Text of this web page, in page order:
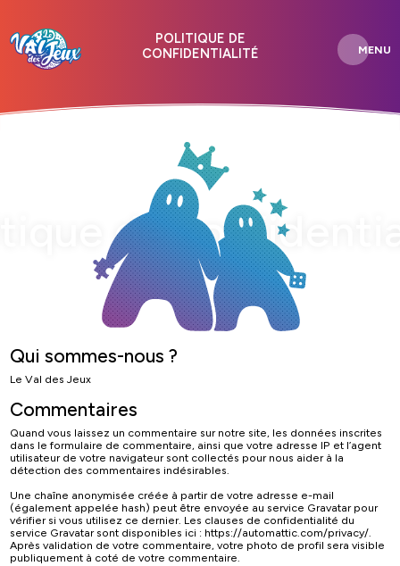
POLITIQUE DE
CONFIDENTIALITÉ
MENU
de
Qui sommes-nous ?
Le Val des Jeux
Commentaires
Quand vous laissez un commentaire sur notre site, les données inscrites
dans le formulaire de commentaire, ainsi que votre adresse IP et l’agent
utilisateur de votre navigateur sont collectés pour nous aider à la
détection des commentaires indésirables.
Une chaîne anonymisée créée à partir de votre adresse e-mail
(également appelée hash) peut être envoyée au service Gravatar pour
vérifier si vous utilisez ce dernier. Les clauses de confidentialité du
service Gravatar sont disponibles ici : https://automattic.com/privacy/.
Après validation de votre commentaire, votre photo de profil sera visible
publiquement à coté de votre commentaire.